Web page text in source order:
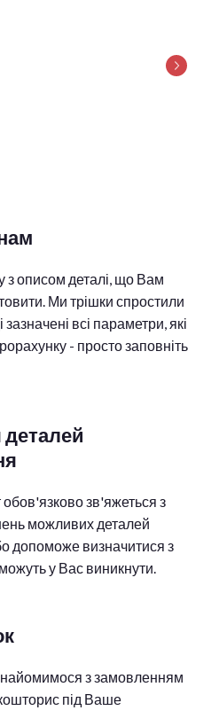
з описом деталі, що Вам
Ми трішки спростили
зазначені всі параметри, які
- просто заповніть
обов'язково зв'яжеться з
можливих деталей
допоможе визначитися з
у Вас виникнути.
з замовленням
під Ваше